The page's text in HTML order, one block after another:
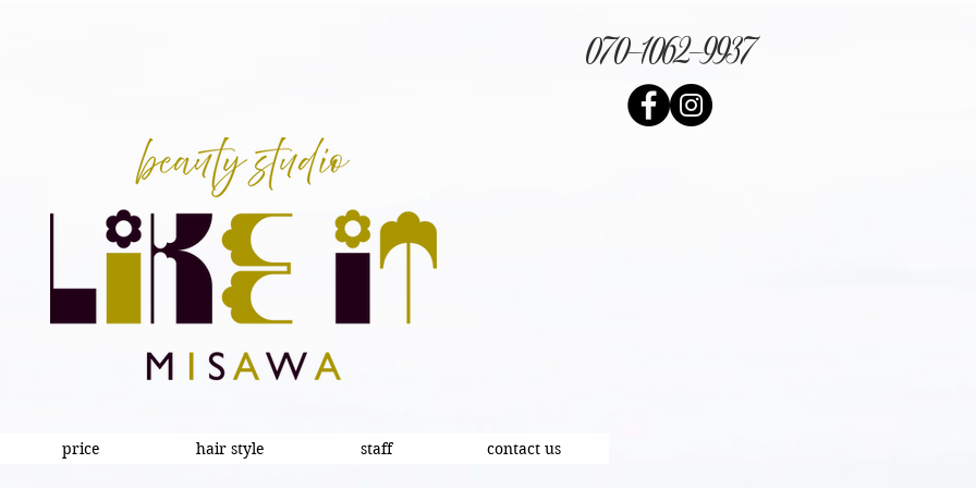
070-1062-9937
price hair style staff contact us